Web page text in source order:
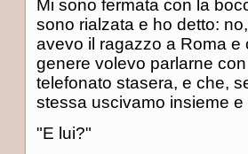
Mi sono fermata con la
sono rialzata e ho detto:
avevo il ragazzo a Roma
genere volevo parlarne
telefonato stasera, e che,
stessa uscivamo insieme
"E lui?"